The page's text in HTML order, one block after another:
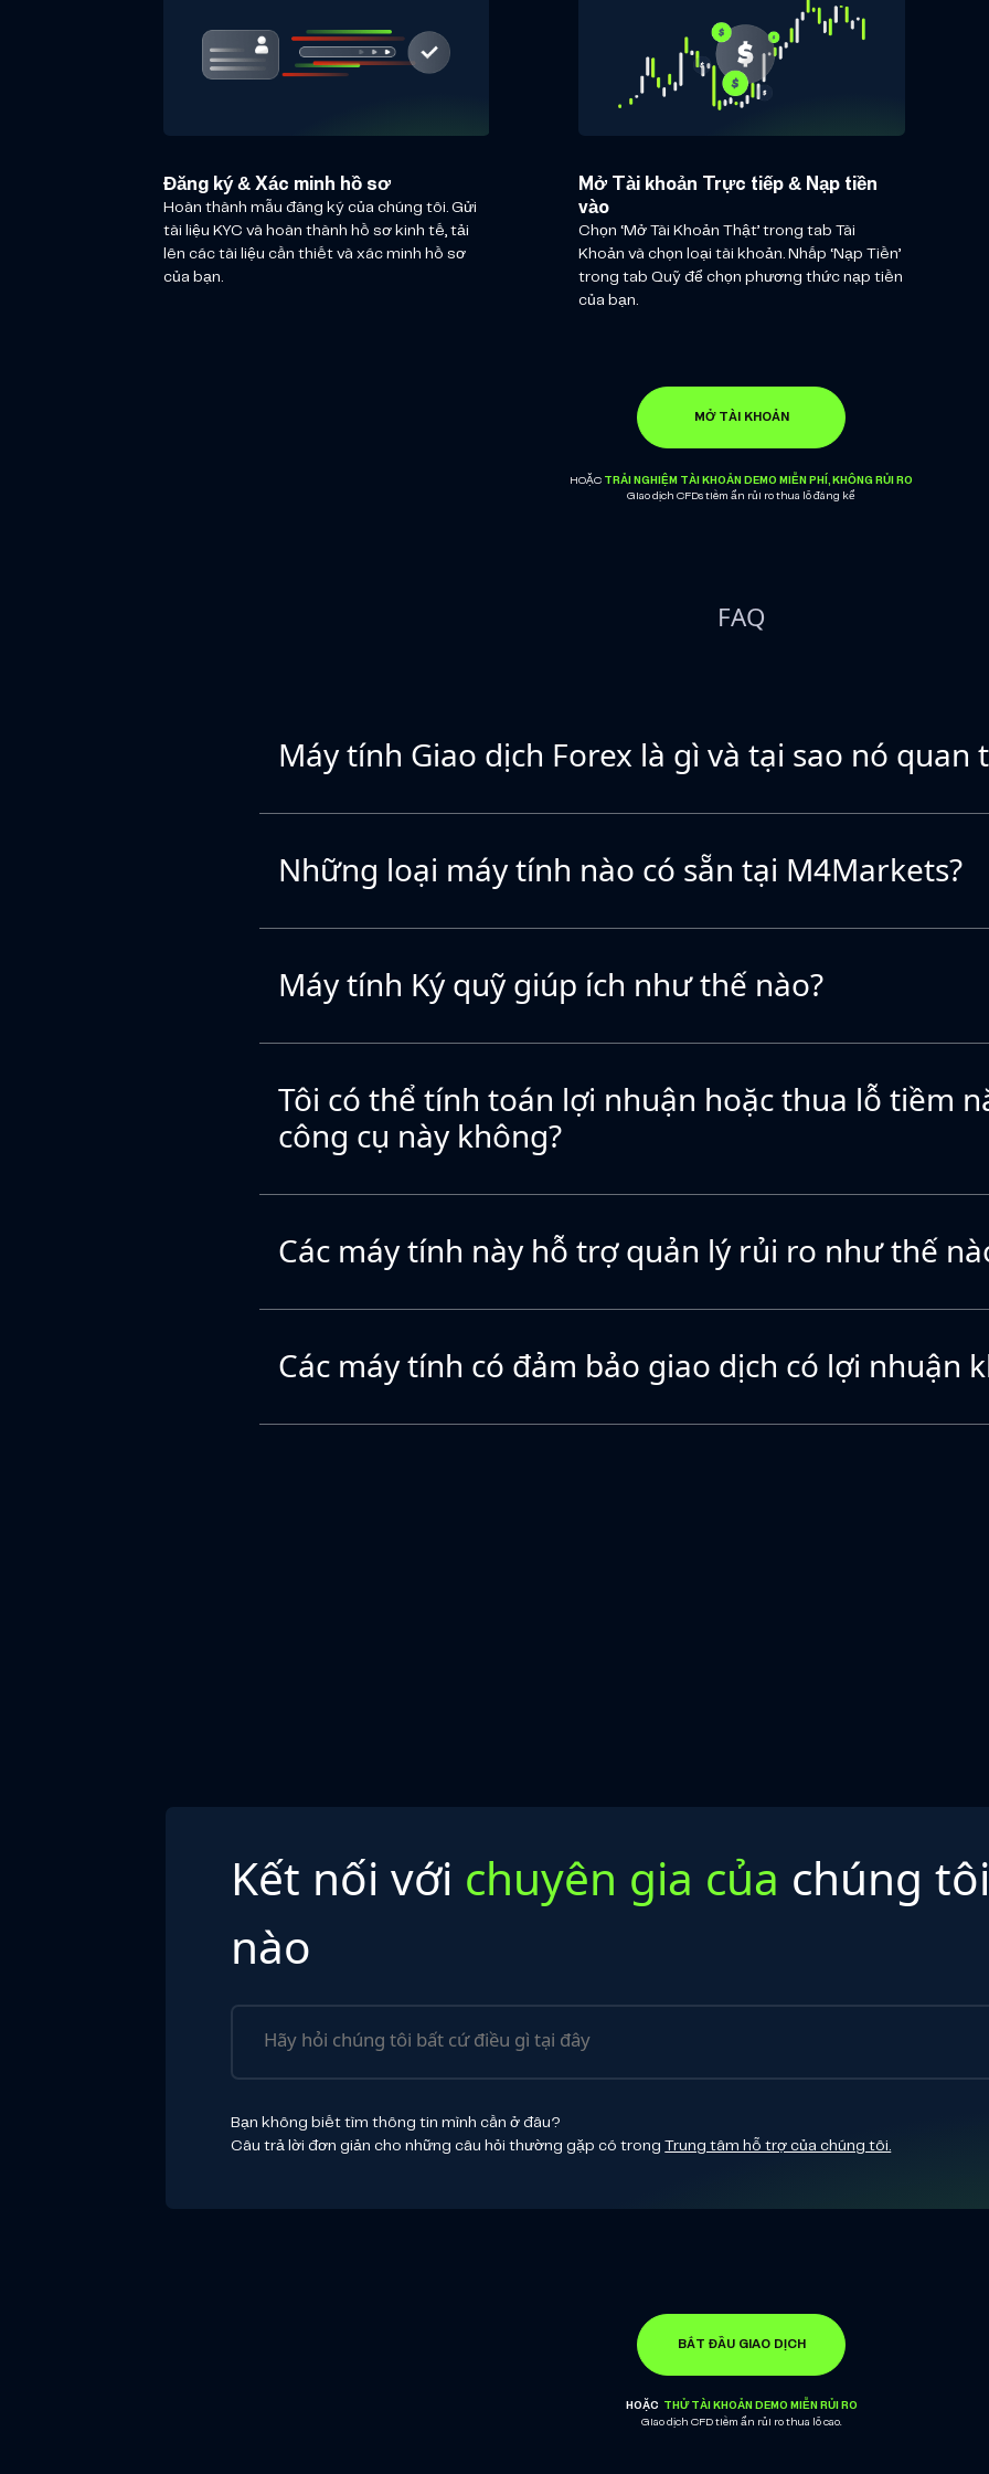
Đăng ký & Xác minh hồ sơ
Hoàn thành mẫu đăng ký của chúng tôi. Gửi
tài liệu KYC và hoàn thành hồ sơ kinh tế, tải
lên các tài liệu cần thiết và xác minh hồ sơ
của bạn.
Mở Tài khoản Trực tiếp & Nạp tiền
vào
Chọn ‘Mở Tài Khoản Thật’ trong tab Tài
Khoản và chọn loại tài khoản. Nhấp ‘Nạp Tiền’
trong tab Quỹ để chọn phương thức nạp tiền
của bạn.
MỞ TÀI KHOẢN
HOẶC TRẢI NGHIỆM TÀI KHOẢN DEMO MIỄN PHÍ, KHÔNG RỦI RO
Giao dịch CFDs tiềm ẩn rủi ro thua lỗ đáng kể
FAQ
Máy tính Giao dịch Forex là gì và tại sao nó quan
Những loại máy tính nào có sẵn tại M4Markets?
Máy tính Ký quỹ giúp ích như thế nào?
Tôi có thể tính toán lợi nhuận hoặc thua lỗ tiềm
công cụ này không?
Các máy tính này hỗ trợ quản lý rủi ro như thế
Các máy tính có đảm bảo giao dịch có lợi nhuận
Kết nối với chuyên gia của chúng
nào
Bạn không biết tìm thông tin mình cần ở đâu?
Câu trả lời đơn giản cho những câu hỏi thường gặp có trongTrung tâm hỗ trợ của chúng tôi.
BẮT ĐẦU GIAO DỊCH
HOẶC THỬ TÀI KHOẢN DEMO MIỄN RỦI RO
Giao dịch CFD tiềm ẩn rủi ro thua lỗ cao.